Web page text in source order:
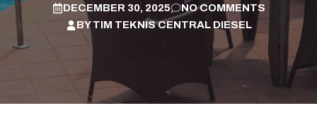
DECEMBER 30, 2025
NO COMMENTS
BYTIM TEKNIS CENTRAL DIESEL